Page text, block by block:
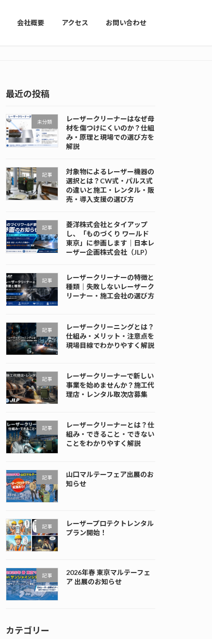
会社概要 アクセス お問い合わせ
最近の投稿
未分類
レーザークリーナーはなぜ母
材を傷つけにくいのか？仕組
み・原理と現場での選び方を
解説
記事
対象物によるレーザー機器の
選択とは？CW式・パルス式
の違いと施工・レンタル・販
売・導入支援の選び方
記事
菱洋株式会社とタイアップ
し、「ものづくり ワールド
東京」に参画します｜日本レ
ーザー企画株式会社（JLP）
記事
レーザークリーナーの特徴と
種類｜失敗しないレーザーク
リーナー・施工会社の選び方
記事
レーザークリーニングとは？
仕組み・メリット・注意点を
現場目線でわかりやすく解説
記事
レーザークリーナーで新しい
事業を始めませんか？施工代
理店・レンタル取次店募集
記事
レーザークリーナーとは？仕
組み・できること・できない
ことをわかりやすく解説
記事
山口マルテーフェア出展のお
知らせ
記事
レーザープロテクトレンタル
プラン開始！
記事
2026年春 東京マルテーフェ
ア 出展のお知らせ
カテゴリー